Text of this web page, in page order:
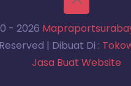
- 2026
| Dibuat Di :
Jasa Buat Website